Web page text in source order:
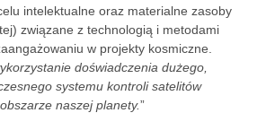
intelektualne oraz materialne zasoby
związane z technologią i metodami
w projekty kosmiczne.
doświadczenia dużego,
systemu kontroli satelitów
naszej planety.”